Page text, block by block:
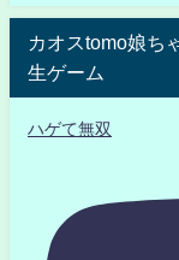
カオスtomo娘ち
生ゲーム
ハゲて無双